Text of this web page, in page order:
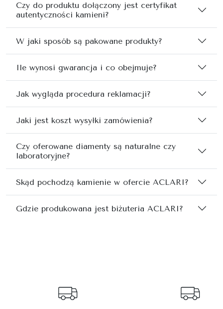
Czy do produktu dołączony jest certyfikat
autentyczności kamieni?
W jaki sposób są pakowane produkty?
Ile wynosi gwarancja i co obejmuje?
Jak wygląda procedura reklamacji?
Jaki jest koszt wysyłki zamówienia?
Czy oferowane diamenty są naturalne czy
laboratoryjne?
Skąd pochodzą kamienie w ofercie ACLARI?
Gdzie produkowana jest biżuteria ACLARI?